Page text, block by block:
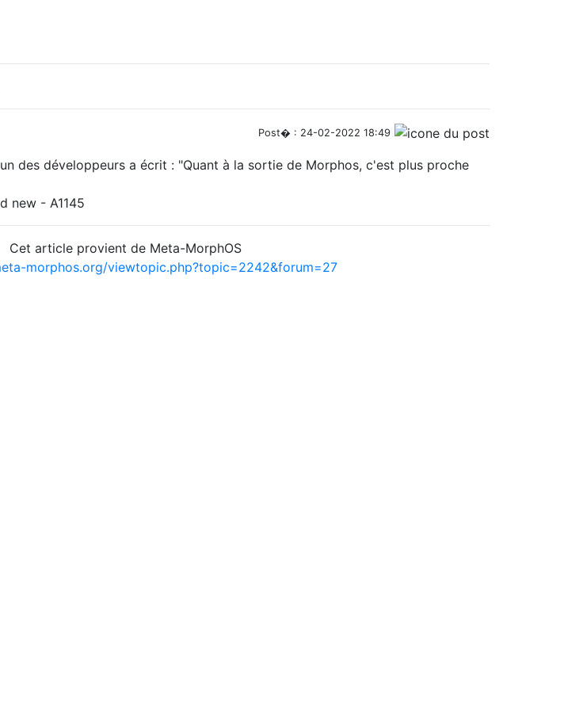
Post� : 24-02-2022 18:49
des développeurs a écrit : "Quant à la sortie de Morphos, c'est plus proche
new - A1145
Cet article provient de Meta-MorphOS
morphos.org/viewtopic.php?topic=2242&forum=27